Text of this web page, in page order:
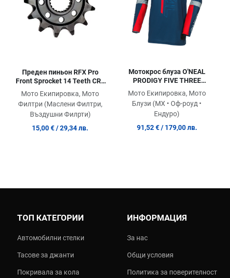
Преден пиньон RFX Pro
Front Sprocket 14 Teeth CRF
250R 18-21
Мото Екипировка, Мото
Филтри (Маслени Филтри,
Въздушни Филрти)
15,00 € / 29,34 лв.
Мотокрос блуза O'NEAL
PRODIGY FIVE THREE
BLUE/RED V.24
Мото Екипировка, Мото
Блузи (MX • Оф-роуд •
Ендуро)
91,52 € / 179,00 лв.
ТОП КАТЕГОРИИ
Автомобилни стелки
Тасове за джанти
Покривала за кола
ИНФОРМАЦИЯ
За нас
Общи условия
Политика за поверителност